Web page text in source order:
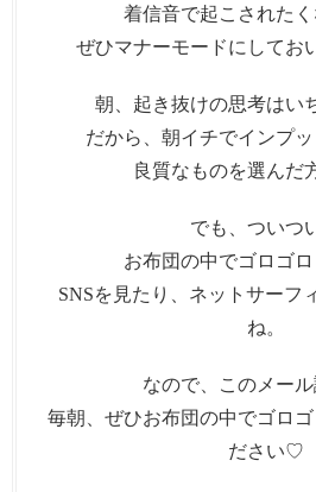
着信音で起こされたく
ぜひマナーモードにしてお
朝、起き抜けの思考はい
だから、朝イチでインプ
良質なものを選んだ
でも、ついつ
お布団の中でゴロゴロ
SNSを見たり、ネットサーフ
ね。
なので、このメール
毎朝、ぜひお布団の中でゴロ
ださい♡